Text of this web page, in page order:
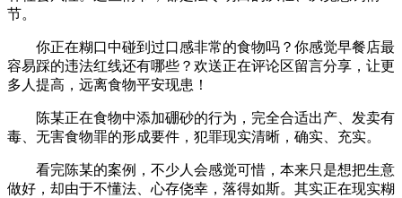
节。
你正在糊口中碰到过口感非常的食物吗？你感觉早餐店最
容易踩的违法红线还有哪些？欢送正在评论区留言分享，让更
多人提高，远离食物平安现患！
陈某正在食物中添加硼砂的行为，完全合适出产、发卖有
毒、无害食物罪的形成要件，犯罪现实清晰，确实、充实。
看完陈某的案例，不少人会感觉可惜，本来只是想把生意
做好，却由于不懂法、心存侥幸，落得如斯。其实正在现实糊